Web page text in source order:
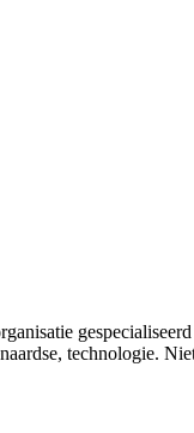
technologie.